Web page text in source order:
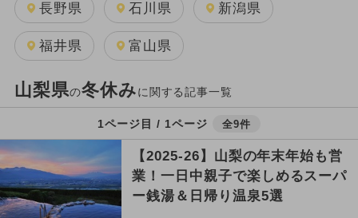
長野県 石川県 新潟県
福井県 富山県
山梨県の冬休みに関する記事一覧
1ページ目 / 1ページ 全9件
【2025-26】山梨の年末年始も営
業！一日中親子で楽しめるスーパ
ー銭湯＆日帰り温泉5選